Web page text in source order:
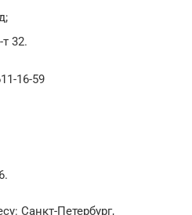
32.
16-59
Санкт-Петербург,